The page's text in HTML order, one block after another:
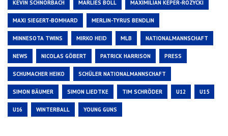
KEVIN SCHNORBACH MARLIES BOLL MAXIMILIAN KEPER-ROZYCKI
MAXI SIEGERT-BOMHARD MERLIN-TYRUS BENDLIN
MINNESOTA TWINS MIRKO HEID MLB NATIONALMANNSCHAFT
NEWS NICOLAS GÖBERT PATRICK HARRISON PRESS
SCHUMACHER HEIKO SCHÜLER NATIONALMANNSCHAFT
SIMON BÄUMER SIMON LIEDTKE TIM SCHRÖDER U12 U15
U16 WINTERBALL YOUNG GUNS